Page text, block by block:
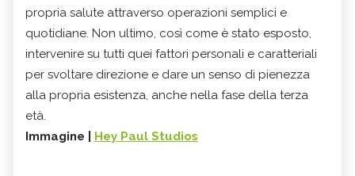
propria salute attraverso operazioni semplici e
quotidiane. Non ultimo, così come è stato esposto,
intervenire su tutti quei fattori personali e caratteriali
per svoltare direzione e dare un senso di pienezza
alla propria esistenza, anche nella fase della terza
età.
Immagine |
Hey Paul Studios